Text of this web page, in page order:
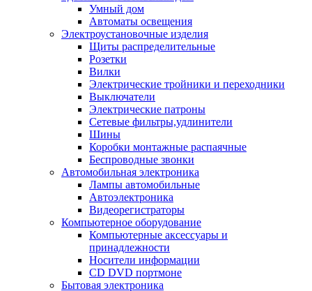
Умный дом
Автоматы освещения
Электроустановочные изделия
Щиты распределительные
Розетки
Вилки
Электрические тройники и переходники
Выключатели
Электрические патроны
Сетевые фильтры,удлинители
Шины
Коробки монтажные распаячные
Беспроводные звонки
Автомобильная электроника
Лампы автомобильные
Автоэлектроника
Видеорегистраторы
Компьютерное оборудование
Компьютерные аксессуары и
принадлежности
Носители информации
CD DVD портмоне
Бытовая электроника